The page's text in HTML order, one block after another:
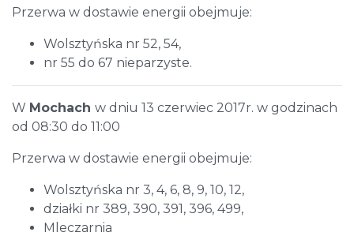
Przerwa w dostawie energii obejmuje:
Wolsztyńska nr 52, 54,
nr 55 do 67 nieparzyste.
W Mochach w dniu 13 czerwiec 2017r. w godzinach
od 08:30 do 11:00
Przerwa w dostawie energii obejmuje:
Wolsztyńska nr 3, 4, 6, 8, 9, 10, 12,
działki nr 389, 390, 391, 396, 499,
Mleczarnia